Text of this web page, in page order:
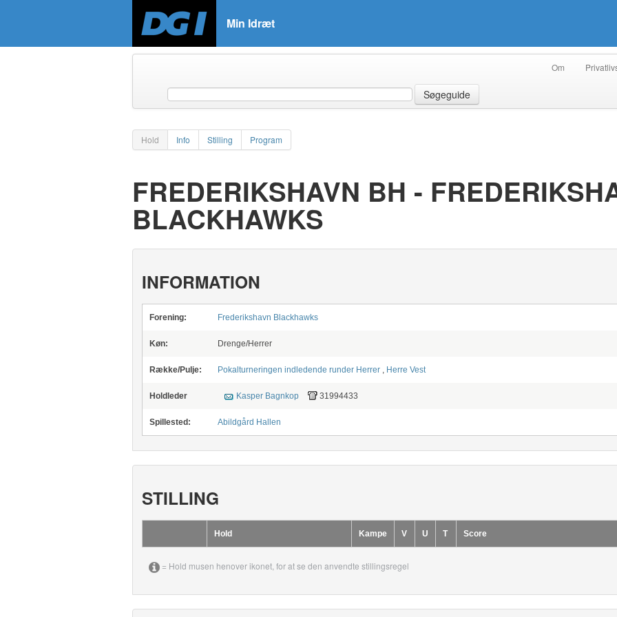
Min Idræt
Om
Søgeguide
Hold Info Stilling Program
FREDERIKSHAVN BH -
BLACKHAWKS
INFORMATION
Forening: Frederikshavn Blackhawks
Køn: Drenge/Herrer
Række/Pulje: Pokalturneringen indledende runder Herrer, Herre Vest
Holdleder Kasper Bagnkop 31994433
Spillested: Abildgård Hallen
STILLING
Hold Kampe V U T Score
= Hold musen henover ikonet, for at se den anvendte stillingsregel